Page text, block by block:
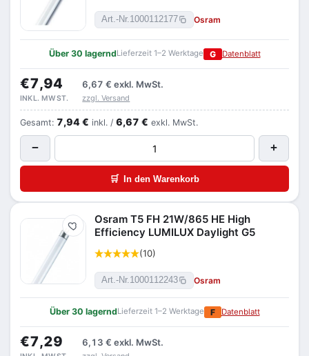
Art.-Nr.1000112177 Osram
Über 30 lagerndLieferzeit 1–2 Werktage G Datenblatt
€7,94 6,67 € exkl. MwSt.
INKL. MWST. zzgl. Versand
Gesamt: 7,94 € inkl. / 6,67 € exkl. MwSt.
− +
🛒 In den Warenkorb
Merken
Osram T5 FH 21W/865 HE High
Efficiency LUMILUX Daylight G5
(10)
Art.-Nr.1000112243 Osram
Über 30 lagerndLieferzeit 1–2 Werktage F Datenblatt
€7,29 6,13 € exkl. MwSt.